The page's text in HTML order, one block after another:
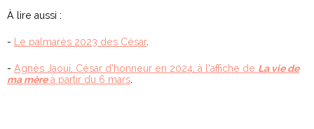
À lire aussi :
- Le palmarès 2023 des César.
- Agnès Jaoui, César d’honneur en 2024, à l’affiche de La vie de
ma mèreà partir du 6 mars.